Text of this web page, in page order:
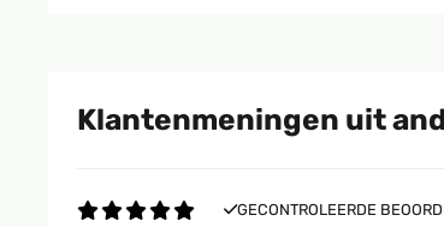
Klantenmeningen uit
GECONTROLEERDE